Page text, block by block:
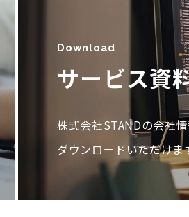
Download
サービス資
株式会社STANDの会社
ダウンロードいただけま